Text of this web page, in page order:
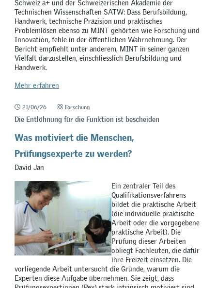
Schweiz a+ und der Schweizerischen Akademie der
Technischen Wissenschaften SATW: Dass Berufsbildung,
Handwerk, technische Präzision und praktisches
Problemlösen ebenso zu MINT gehörten wie Forschung und
Innovation, fehle in der öffentlichen Wahrnehmung. Der
Bericht empfiehlt unter anderem, MINT in seiner ganzen
Vielfalt darzustellen, einschliesslich Berufsbildung und
Handwerk.
Mehr erfahren
21/06/26 Forschung
Die Entlöhnung für die Funktion ist bescheiden
Was motiviert die Menschen,
Prüfungsexperte zu werden?
David Jan
Ein zentraler Teil des
Qualifikationsverfahrens
bildet die praktische Arbeit
(die individuelle praktische
Arbeit oder die vorgegebene
praktische Arbeit). Die
Prüfung dieser Arbeiten
obliegt Fachleuten, die dafür
ihre Freizeit einsetzen. Die
vorliegende Arbeit untersucht die Gründe, warum die
Experten diese Aufgabe übernehmen. Sie zeigt, dass